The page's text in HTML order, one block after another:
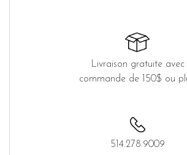
Livraison gratuite avec
commande de 150$ ou
514.278.9009